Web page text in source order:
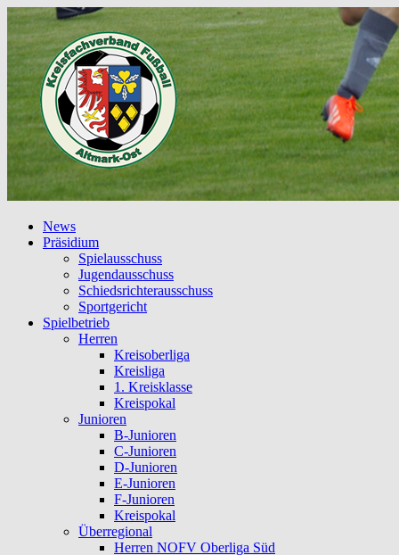
News
Präsidium
Spielausschuss
Jugendausschuss
Schiedsrichterausschuss
Sportgericht
Spielbetrieb
Herren
Kreisoberliga
Kreisliga
1. Kreisklasse
Kreispokal
Junioren
B-Junioren
C-Junioren
D-Junioren
E-Junioren
F-Junioren
Kreispokal
Überregional
Herren NOFV Oberliga Süd